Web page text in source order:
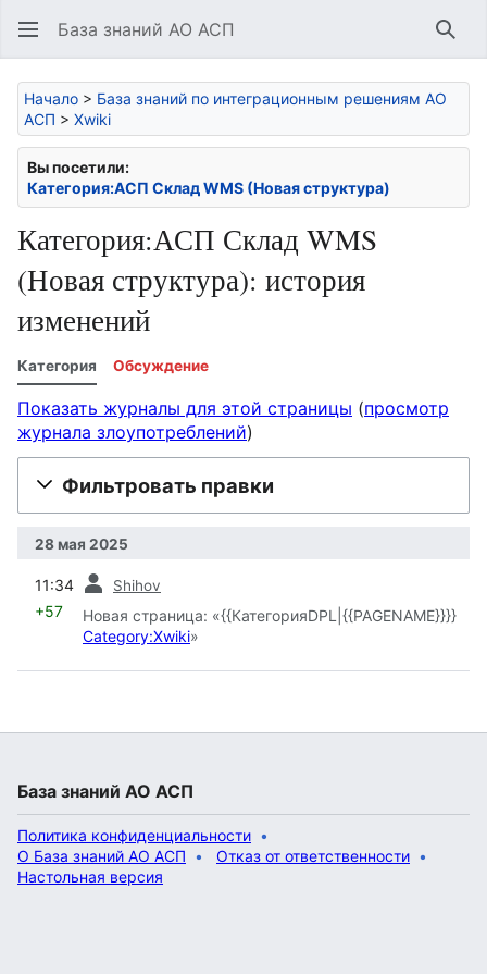
База знаний АО АСП
Начало > База знаний по интеграционным решениям АО
АСП > Xwiki
Вы посетили:
Категория:АСП Склад WMS (Новая структура)
Категория:АСП Склад WMS
(Новая структура): история
изменений
Категория Обсуждение
Показать журналы для этой страницы (просмотр
журнала злоупотреблений)
Фильтровать правки
28 мая 2025
11:34 Shihov
+57
Новая страница: «{{КатегорияDPL|{{PAGENAME}}}}
Category:Xwiki»
База знаний АО АСП
Политика конфиденциальности
О База знаний АО АСП
Отказ от ответственности
Настольная версия